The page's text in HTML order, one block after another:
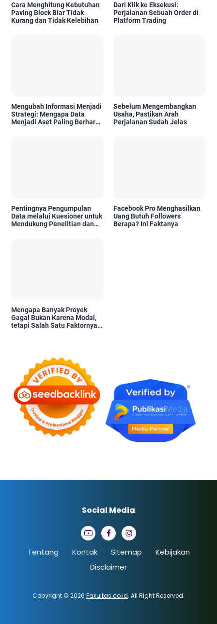
Cara Menghitung Kebutuhan
Paving Block Biar Tidak
Kurang dan Tidak Kelebihan
Dari Klik ke Eksekusi:
Perjalanan Sebuah Order di
Platform Trading
Mengubah Informasi Menjadi
Strategi: Mengapa Data
Menjadi Aset Paling Berharga
Sebelum Mengembangkan
Usaha, Pastikan Arah
Perjalanan Sudah Jelas
Pentingnya Pengumpulan
Data melalui Kuesioner untuk
Mendukung Penelitian dan
Facebook Pro Menghasilkan
Uang Butuh Followers
Berapa? Ini Faktanya
Mengapa Banyak Proyek
Gagal Bukan Karena Modal,
tetapi Salah Satu Faktornya
Tentang Kontak Sitemap
Kebijakan
Disclaimer
Copyright © 2026 Fakultas.co.id. All Right Reserved.
Social Media